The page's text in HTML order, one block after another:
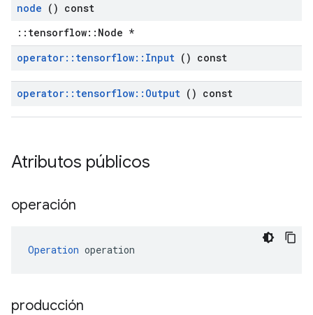
node () const
::tensorflow::Node *
operator:: tensorflow:: Input () const
operator:: tensorflow:: Output () const
Atributos públicos
operación
Operation operation
producción